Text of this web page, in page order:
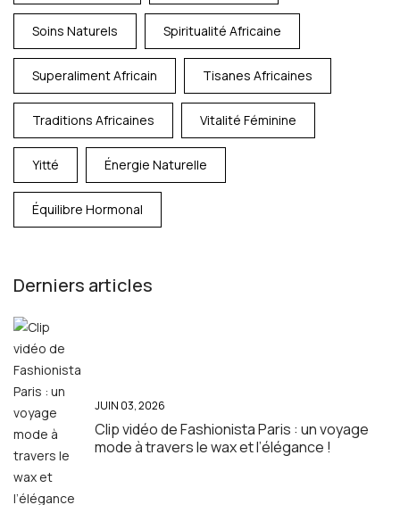
Soins Naturels Spiritualité Africaine
Superaliment Africain Tisanes Africaines
Traditions Africaines Vitalité Féminine
Yitté Énergie Naturelle
Équilibre Hormonal
Derniers articles
JUIN 03, 2026
Clip vidéo de Fashionista Paris : un voyage
mode à travers le wax et l’élégance !